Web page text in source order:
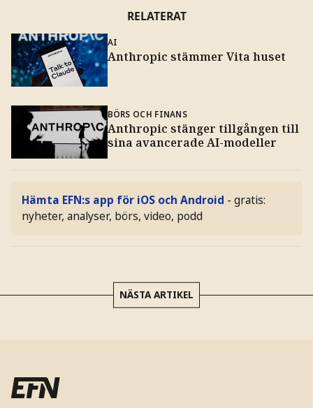
RELATERAT
AI
Anthropic stämmer Vita huset
BÖRS OCH FINANS
Anthropic stänger tillgången till
sina avancerade AI-modeller
Hämta EFN:s app för iOS och Android - gratis:
nyheter, analyser, börs, video, podd
NÄSTA ARTIKEL